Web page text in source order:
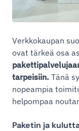
Verkkokaupan
ovat tärkeä osa
tarpeisiin. Tänä
nopeampia
helpompaa
Paketin ja